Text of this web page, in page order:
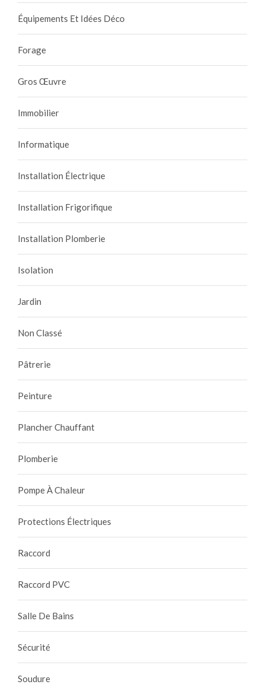
Équipements Et Idées Déco
Forage
Gros Œuvre
Immobilier
Informatique
Installation Électrique
Installation Frigorifique
Installation Plomberie
Isolation
Jardin
Non Classé
Pâtrerie
Peinture
Plancher Chauffant
Plomberie
Pompe À Chaleur
Protections Électriques
Raccord
Raccord PVC
Salle De Bains
Sécurité
Soudure